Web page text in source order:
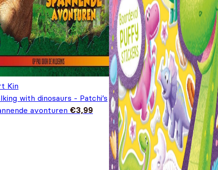
Kin
with dinosaurs - Patchi’s
avonturen €3,99